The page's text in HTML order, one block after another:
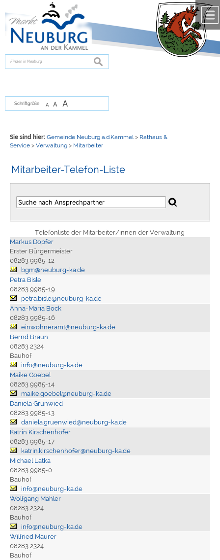
zur Navigationoder
springen.
suchen
Schriftgröße A A A
Sie sind hier: Gemeinde Neuburg a.d.Kammel > Rathaus &
Service> Verwaltung> Mitarbeiter
Mitarbeiter-Telefon-Liste
Telefonliste der Mitarbeiter/innen der Verwaltung
Markus Dopfer
Erster Bürgermeister
08283 9985-12
bgm@neuburg-ka.de
Petra Bisle
08283 9985-19
petra.bisle@neuburg-ka.de
Anna-Maria Böck
08283 9985-16
einwohneramt@neuburg-ka.de
Bernd Braun
08283 2324
Bauhof
info@neuburg-ka.de
Maike Goebel
08283 9985-14
maike.goebel@neuburg-ka.de
Daniela Grünwied
08283 9985-13
daniela.gruenwied@neuburg-ka.de
Katrin Kirschenhofer
08283 9985-17
katrin.kirschenhofer@neuburg-ka.de
Michael Latka
08283 9985-0
Bauhof
info@neuburg-ka.de
Wolfgang Mahler
08283 2324
Bauhof
info@neuburg-ka.de
Wilfried Maurer
08283 2324
Bauhof